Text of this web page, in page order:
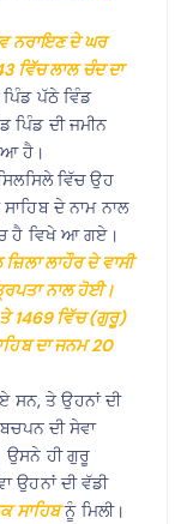
ਨਰਾਇਣ ਦੇ ਘਰ
ਵਿੱਚ ਲਾਲ ਚੰਦ ਦਾ
ਪਿੰਡ ਪੱਠੇ ਵਿੰਡ
ਪਿੰਡ ਦੀ ਜਮੀਨ
ਹੈ।
ਵਿੱਚ ਉਹ
ਦੇ ਨਾਮ ਨਾਲ
ਹੈ ਵਿਖੇ ਆ ਗਏ।
ਲਾਹੌਰ ਦੇ ਵਾਸੀ
ਨਾਲ ਹੋਈ।
ਤੇ 1469 ਵਿੱਚ (ਗੁਰੂ)
ਦਾ ਜਨਮ 20
ਸਨ, ਤੇ ਉਹਨਾਂ ਦੀ
ਦੀ ਸੇਵਾ
ਉਸਨੇ ਹੀ ਗੁਰੂ
ਉਹਨਾਂ ਦੀ ਵੱਡੀ
ਸਾਹਿਬਨੂੰ ਮਿਲੀ।